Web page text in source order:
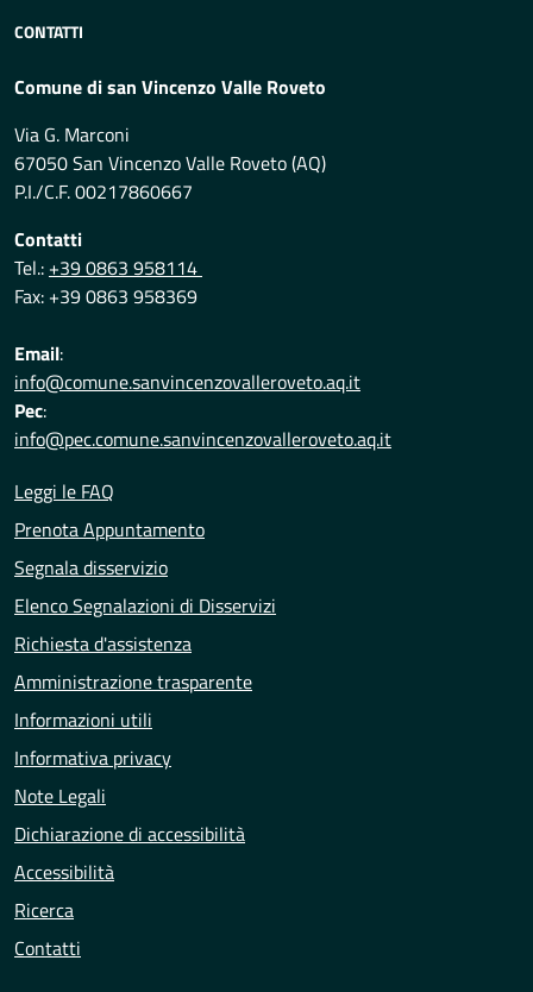
CONTATTI
Comune di san Vincenzo Valle Roveto
Via G. Marconi
67050 San Vincenzo Valle Roveto (AQ)
P.I./C.F. 00217860667
Contatti
Tel.: +39 0863 958114
Fax: +39 0863 958369
Email:
info@comune.sanvincenzovalleroveto.aq.it
Pec:
info@pec.comune.sanvincenzovalleroveto.aq.it
Leggi le FAQ
Prenota Appuntamento
Segnala disservizio
Elenco Segnalazioni di Disservizi
Richiesta d'assistenza
Amministrazione trasparente
Informazioni utili
Informativa privacy
Note Legali
Dichiarazione di accessibilità
Accessibilità
Ricerca
Contatti